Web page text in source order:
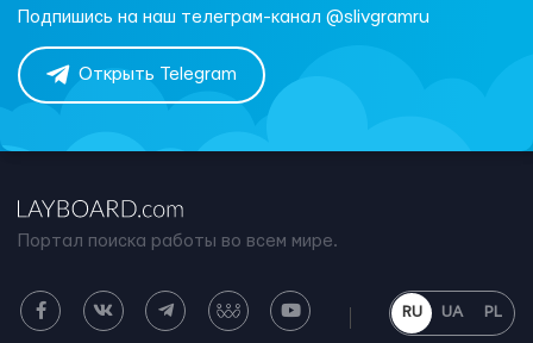
Подпишись на наш телеграм-канал @slivgramru
Открыть Telegram
Портал поиска работы во всем мире.
RU UA PL